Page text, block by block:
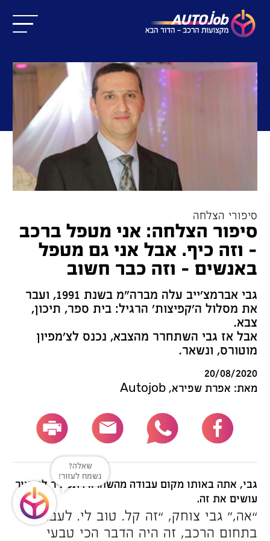
סיפורי הצלחה
סיפור הצלחה: אני מטפל ברכב
– וזה כיף. אבל אני גם מטפל
באנשים – וזה כבר חשוב
גבי אברמצ’ייב עלה מברה”מ בשנת 1991, ועבר
את מסלול ה’קפיצות’ הרגיל: בית ספר, תיכון,
צבא.
אבל אז גבי השתחרר מהצבא, נכנס לצ’מפיון
מוטורס, ונשאר.
20/08/2020
מאת: אפרת שפירא, Autojob
גבי, אתה באותו מקום עבודה מהשחרור. תסביר לנו איך
עושים את זה.
“אה,” גבי צוחק, “זה קל. טוב לי. לעבוד
בתחום הרכב, זה היה הדבר הכי טבעי
שאלה?
נשמח לעזור!